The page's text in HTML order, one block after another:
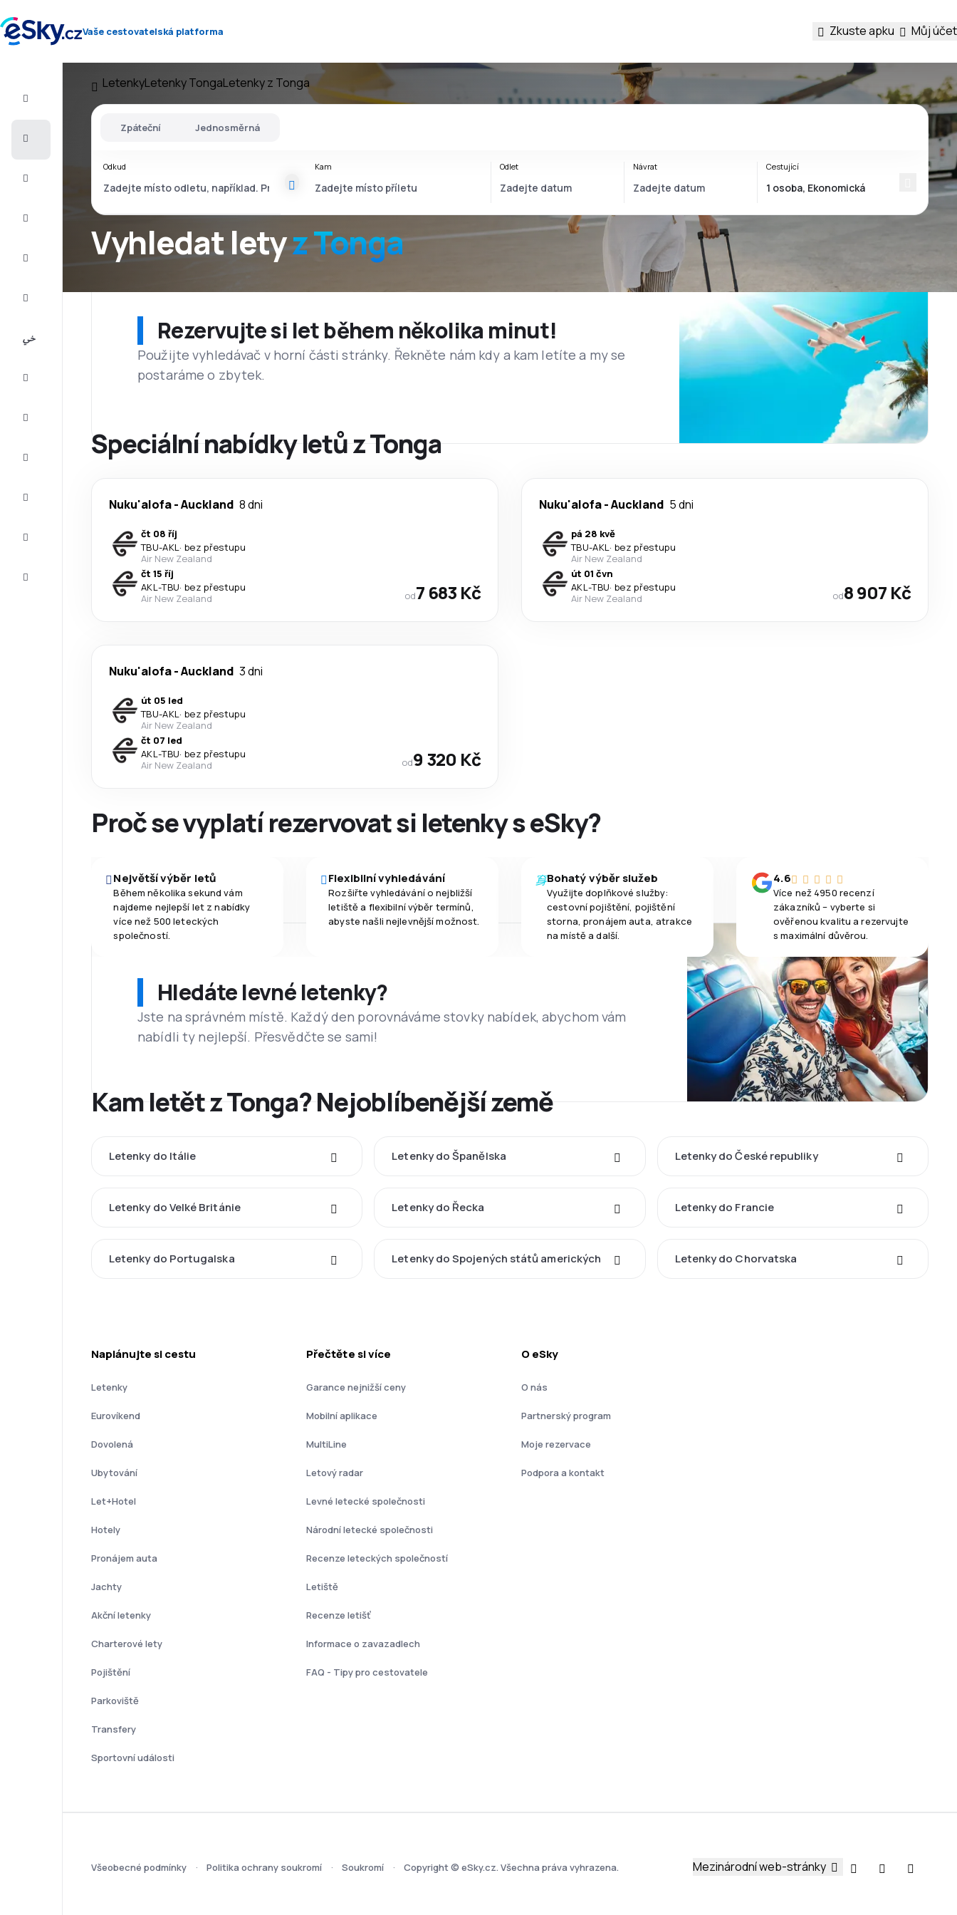
Vaše cestovatelská platforma Zkuste apku Můj účet
LetenkyLetenky TongaLetenky z Tonga
Vyhledat letyz Tonga
Zpáteční Jednosměrná
Odkud Kam Odlet Návrat Cestující
Rezervujte si let během několika minut!
Použijte vyhledávač v horní části stránky. Řekněte nám kdy a kam letíte a my se
postaráme o zbytek.
Speciální nabídky letů z Tonga
Nuku'alofa-Auckland 8 dni
čt 08 říj
TBU-AKL · bez přestupu
Air New Zealand
čt 15 říj
AKL -TBU· bez přestupu
Air New Zealand
od7 683 Kč
Nuku'alofa-Auckland 5 dni
pá 28 kvě
TBU-AKL · bez přestupu
Air New Zealand
út 01 čvn
AKL -TBU· bez přestupu
Air New Zealand
od8 907 Kč
Nuku'alofa-Auckland 3 dni
út 05 led
TBU-AKL · bez přestupu
Air New Zealand
čt 07 led
AKL -TBU· bez přestupu
Air New Zealand
od9 320 Kč
Proč se vyplatí rezervovat si letenky s eSky?
Největší výběr letů
Během několika sekund vám
najdeme nejlepší let z nabídky
více než 500 leteckých
společností.
Flexibilní vyhledávání
Rozšiřte vyhledávání o nejbližší
letiště a flexibilní výběr termínů,
abyste našli nejlevnější možnost.
Bohatý výběr služeb
Využijte doplňkové služby:
cestovní pojištění, pojištění
storna, pronájem auta, atrakce
na místě a další.
4.6
Více než 4950 recenzí
zákazníků – vyberte si
ověřenou kvalitu a rezervujte
s maximální důvěrou.
Hledáte levné letenky?
Jste na správném místě. Každý den porovnáváme stovky nabídek, abychom vám
nabídli ty nejlepší. Přesvědčte se sami!
Kam letět z Tonga? Nejoblíbenější země
Letenky do Itálie Letenky do Španělska Letenky do České republiky
Letenky do Velké Británie Letenky do Řecka Letenky do Francie
Letenky do Portugalska Letenky do Spojených států amerických Letenky do Chorvatska
Naplánujte si cestu
Letenky
Eurovíkend
Dovolená
Ubytování
Let+Hotel
Hotely
Pronájem auta
Jachty
Akční letenky
Charterové lety
Pojištění
Parkoviště
Transfery
Sportovní události
Přečtěte si více
Garance nejnižší ceny
Mobilní aplikace
MultiLine
Letový radar
Levné letecké společnosti
Národní letecké společnosti
Recenze leteckých společností
Letiště
Recenze letišť
Informace o zavazadlech
FAQ - Tipy pro cestovatele
O eSky
O nás
Partnerský program
Moje rezervace
Podpora a kontakt
Všeobecné podmínky Politika ochrany soukromí Soukromí Copyright © eSky.cz. Všechna práva vyhrazena. Mezinárodní web-stránky